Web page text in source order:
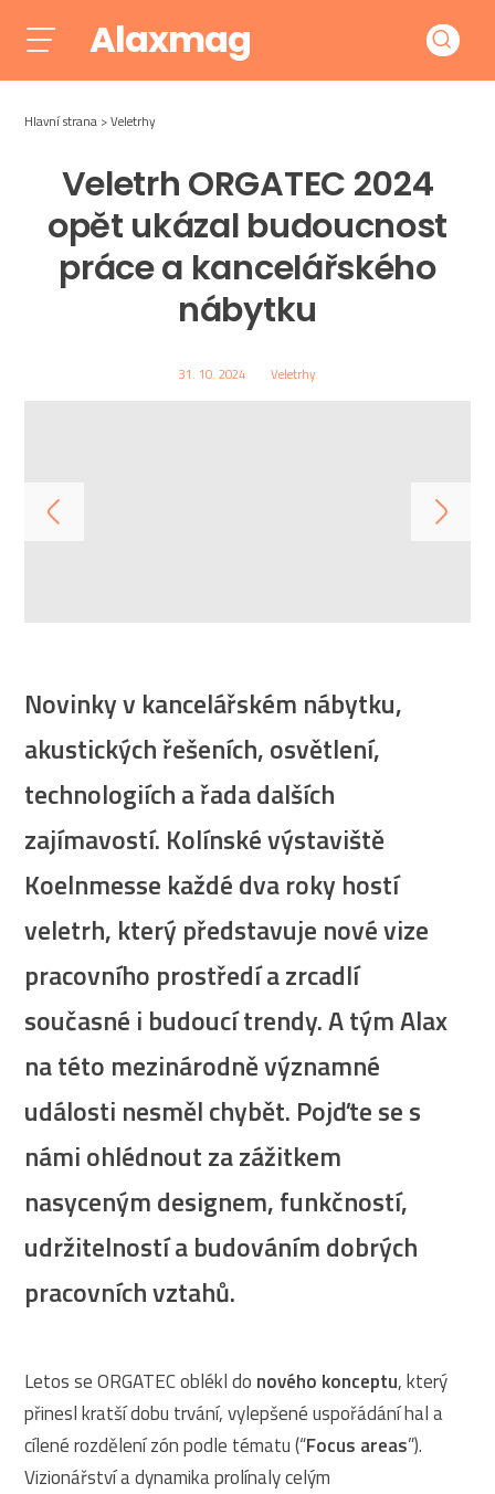
Alaxmag
Hlavní strana Veletrhy
Veletrh ORGATEC 2024
opět ukázal budoucnost
práce a kancelářského
nábytku
31. 10. 2024 Veletrhy
Novinky v kancelářském nábytku,
akustických řešeních, osvětlení,
technologiích a řada dalších
zajímavostí. Kolínské výstaviště
Koelnmesse každé dva roky hostí
veletrh, který představuje nové vize
pracovního prostředí a zrcadlí
současné i budoucí trendy. A tým Alax
na této mezinárodně významné
události nesměl chybět. Pojďte se s
námi ohlédnout za zážitkem
nasyceným designem, funkčností,
udržitelností a budováním dobrých
pracovních vztahů.
Letos se ORGATEC oblékl do nového konceptu, který
přinesl kratší dobu trvání, vylepšené uspořádání hal a
cílené rozdělení zón podle tématu (“Focus areas”).
Vizionářství a dynamika prolínaly celým